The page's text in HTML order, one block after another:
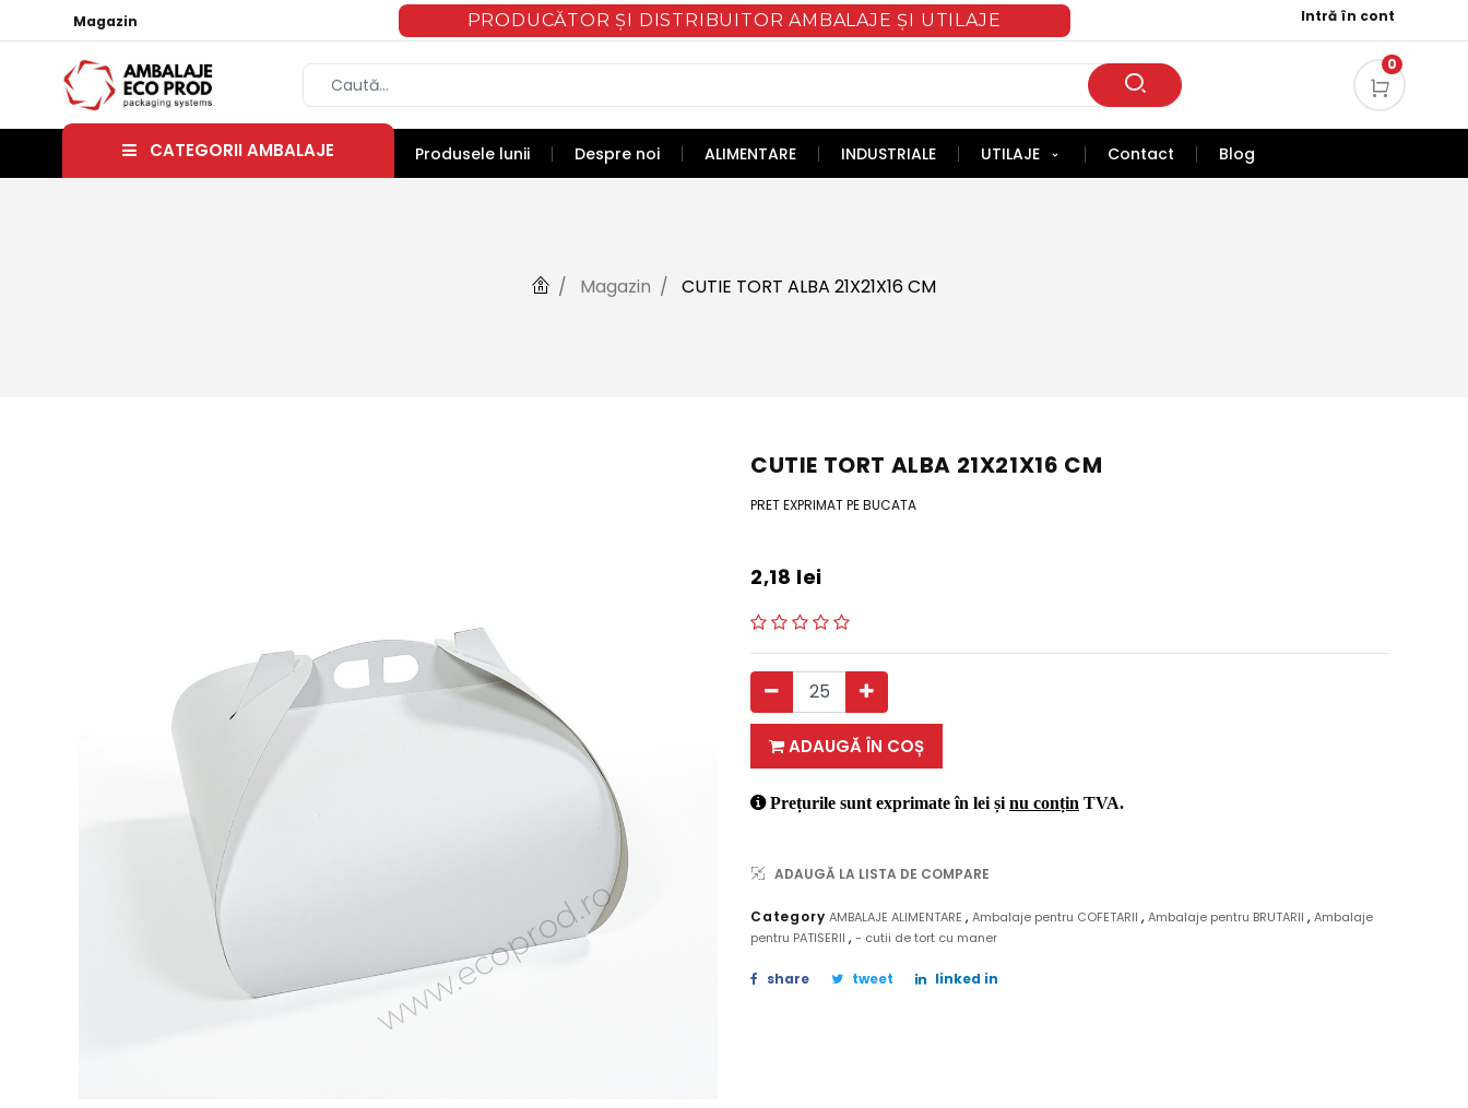
Magazin PRODUCĂTOR ȘI DISTRIBUITOR AMBALAJE ȘI UTILAJE Intră în cont
0
CATEGORII AMBALAJE Produsele lunii Despre noi ALIMENTARE INDUSTRIALE UTILAJE Contact Blog
Magazin CUTIE TORT ALBA 21X21X16 CM
CUTIE TORT ALBA 21X21X16 CM
PRET EXPRIMAT PE BUCATA
2,18 lei
ADAUGĂ ÎN COȘ
Prețurile sunt exprimate în lei și nu conțin TVA.
ADAUGĂ LA LISTA DE COMPARE
CategoryAMBALAJE ALIMENTARE,Ambalaje pentru COFETARII,Ambalaje pentru BRUTARII,Ambalaje
pentru PATISERII , - cutii de tort cu maner
share tweet linked in